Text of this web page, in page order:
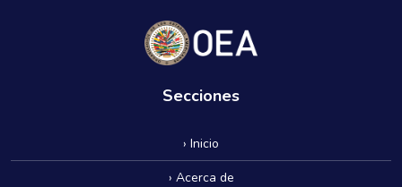
Secciones
› Inicio
› Acerca de